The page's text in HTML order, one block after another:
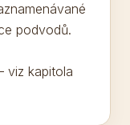
podvodů.
viz kapitola